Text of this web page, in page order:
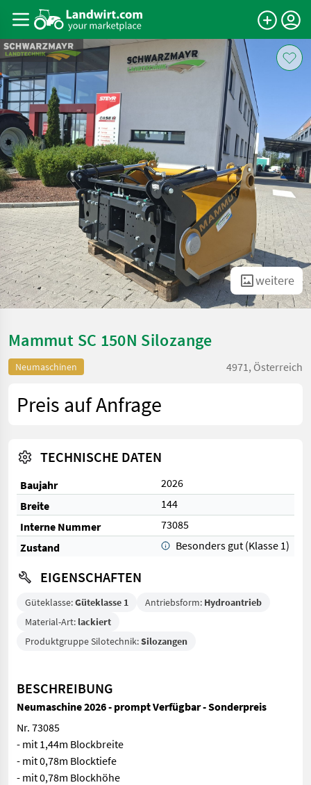
weitere
Mammut SC 150N Silozange
Neumaschinen 4971, Österreich
Preis auf Anfrage
TECHNISCHE DATEN
Baujahr
2026
Breite
144
Interne Nummer
73085
Zustand
Besonders gut (Klasse 1)
EIGENSCHAFTEN
Güteklasse:Güteklasse 1 Antriebsform: Hydroantrieb
Material-Art: lackiert
Produktgruppe Silotechnik:Silozangen
BESCHREIBUNG
Neumaschine 2026 - prompt Verfügbar - Sonderpreis
Nr. 73085
- mit 1,44m Blockbreite
- mit 0,78m Blocktiefe
- mit 0,78m Blockhöhe